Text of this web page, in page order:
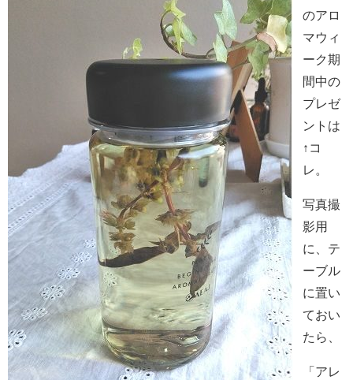
のアロ
マウィ
ーク期
間中の
プレゼ
ントは
↑コ
レ。
写真撮
影用
に、テ
ーブル
に置い
ておい
たら、
「アレ